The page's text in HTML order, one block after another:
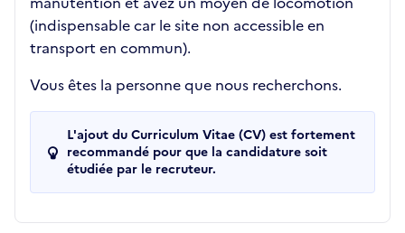
(indispensable car le site non accessible en
transport en commun).
Vous êtes la personne que nous recherchons.
L'ajout du Curriculum Vitae (CV) est fortement
recommandé pour que la candidature soit
étudiée par le recruteur.